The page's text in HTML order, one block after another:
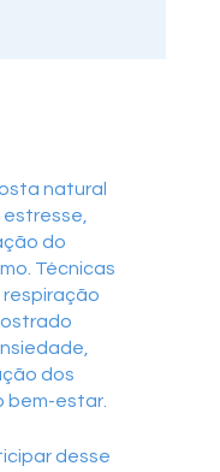
natural
do
Técnicas
dos
bem-estar.
desse